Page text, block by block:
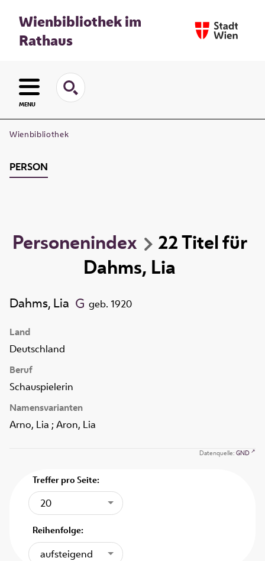
Wienbibliothek im
Rathaus
MENU
Wienbibliothek
PERSON
Personenindex 22Titelfür
Dahms, Lia
Dahms, Lia geb. 1920
Land
Deutschland
Beruf
Schauspielerin
Namensvarianten
Arno, Lia ; Aron, Lia
Datenquelle: GND
Treffer pro Seite:
20
Reihenfolge:
aufsteigend